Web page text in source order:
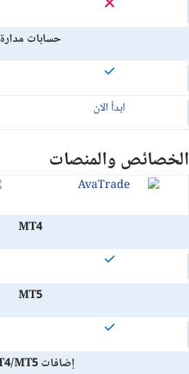
حسابات مدارة
ابدأ الان
الخصائص والمنصات
MT4
MT5
إضافات MT4/MT5